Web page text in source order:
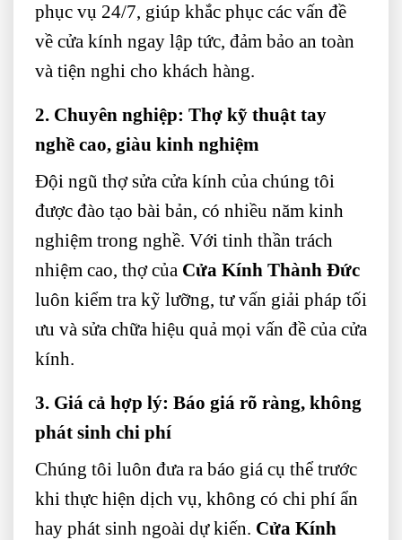
phục vụ 24/7, giúp khắc phục các vấn đề
về cửa kính ngay lập tức, đảm bảo an toàn
và tiện nghi cho khách hàng.
2. Chuyên nghiệp: Thợ kỹ thuật tay
nghề cao, giàu kinh nghiệm
Đội ngũ thợ sửa cửa kính của chúng tôi
được đào tạo bài bản, có nhiều năm kinh
nghiệm trong nghề. Với tinh thần trách
nhiệm cao, thợ của Cửa Kính Thành Đức
luôn kiểm tra kỹ lưỡng, tư vấn giải pháp tối
ưu và sửa chữa hiệu quả mọi vấn đề của cửa
kính.
3. Giá cả hợp lý: Báo giá rõ ràng, không
phát sinh chi phí
Chúng tôi luôn đưa ra báo giá cụ thể trước
khi thực hiện dịch vụ, không có chi phí ẩn
hay phát sinh ngoài dự kiến. Cửa Kính